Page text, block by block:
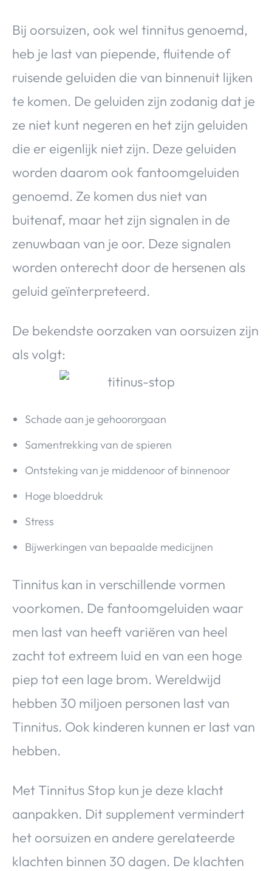
Travel
Lifestyle
Bij oorsuizen, ook wel tinnitus genoemd,
heb je last van piepende, fluitende of
ruisende geluiden die van binnenuit lijken
te komen. De geluiden zijn zodanig dat je
ze niet kunt negeren en het zijn geluiden
die er eigenlijk niet zijn. Deze geluiden
worden daarom ook fantoomgeluiden
genoemd. Ze komen dus niet van
buitenaf, maar het zijn signalen in de
zenuwbaan van je oor. Deze signalen
worden onterecht door de hersenen als
geluid geïnterpreteerd.
De bekendste oorzaken van oorsuizen zijn
als volgt:
Schade aan je gehoororgaan
Samentrekking van de spieren
Ontsteking van je middenoor of binnenoor
Hoge bloeddruk
Stress
Bijwerkingen van bepaalde medicijnen
Tinnitus kan in verschillende vormen
voorkomen. De fantoomgeluiden waar
men last van heeft variëren van heel
zacht tot extreem luid en van een hoge
piep tot een lage brom. Wereldwijd
hebben 30 miljoen personen last van
Tinnitus. Ook kinderen kunnen er last van
hebben.
Met Tinnitus Stop kun je deze klacht
aanpakken. Dit supplement vermindert
het oorsuizen en andere gerelateerde
klachten binnen 30 dagen. De klachten